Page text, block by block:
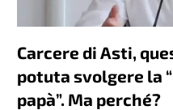
Carcere di Asti,
potuta svolgere la
papà”. Ma perché?